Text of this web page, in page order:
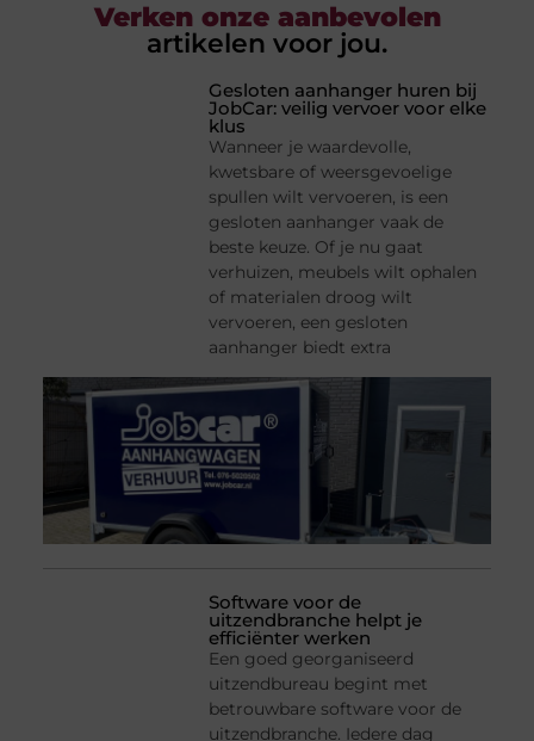
Verken onze aanbevolen
artikelen voor jou.
Gesloten aanhanger huren bij
JobCar: veilig vervoer voor elke
klus
Wanneer je waardevolle,
kwetsbare of weersgevoelige
spullen wilt vervoeren, is een
gesloten aanhanger vaak de
beste keuze. Of je nu gaat
verhuizen, meubels wilt ophalen
of materialen droog wilt
vervoeren, een gesloten
aanhanger biedt extra
Software voor de
uitzendbranche helpt je
efficiënter werken
Een goed georganiseerd
uitzendbureau begint met
betrouwbare software voor de
uitzendbranche. Iedere dag